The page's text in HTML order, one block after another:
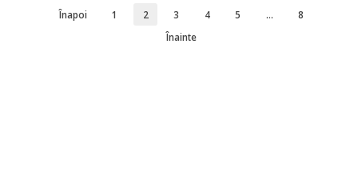
Înapoi 1 2 3 4 5 …
8
Înainte